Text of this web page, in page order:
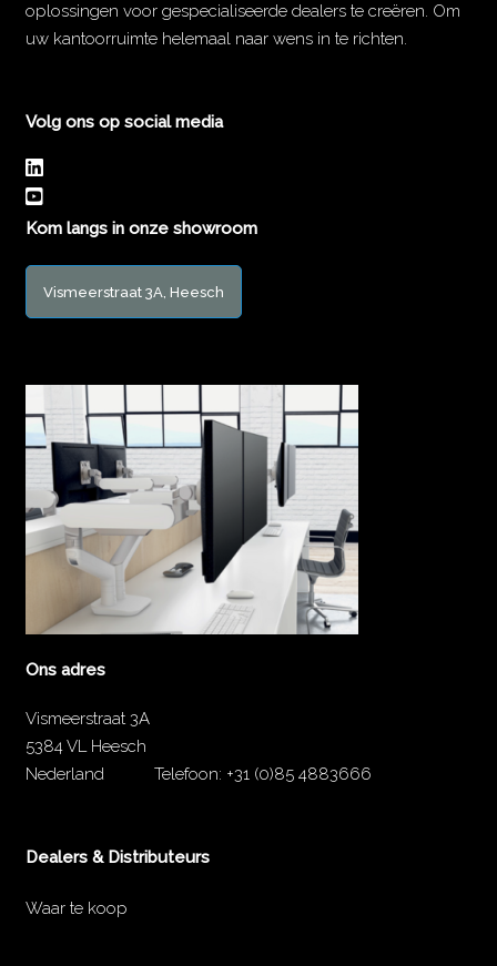
oplossingen voor gespecialiseerde dealers te creëren. Om
uw kantoorruimte helemaal naar wens in te richten.
Volg ons op social media
Kom langs in onze showroom
Vismeerstraat 3A, Heesch
Ons adres
Vismeerstraat 3A
5384 VL Heesch
Nederland
Telefoon: +31 (0)85 4883666
Dealers & Distributeurs
Waar te koop